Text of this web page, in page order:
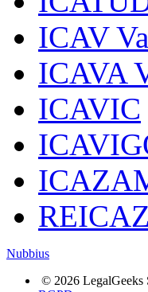
ICAV
ICAVA
ICAVIC
Nubbius
© 2026 LegalGeeks